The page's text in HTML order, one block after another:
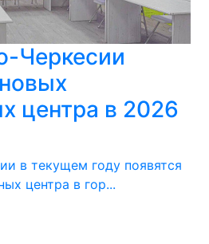
Черкесии
центра в 2026
в текущем году появятся
центра в гор...